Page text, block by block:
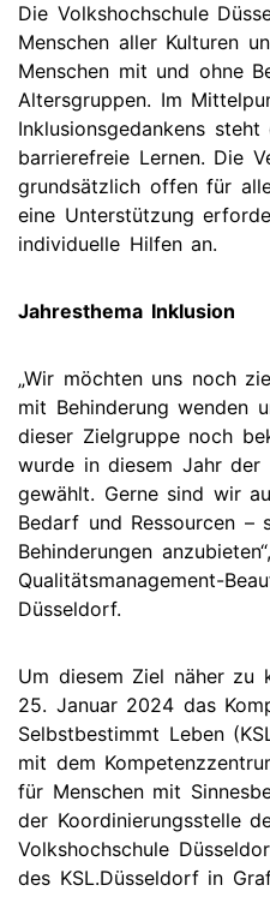
Die Volkshochschule
Menschen aller Kulturen
Menschen mit und ohne
Altersgruppen. Im
Inklusionsgedankens steht
barrierefreie Lernen. Die
grundsätzlich offen für
eine Unterstützung
individuelle Hilfen an.
Jahresthema Inklusion
„Wir möchten uns noch
mit Behinderung wenden
dieser Zielgruppe noch
wurde in diesem Jahr der
gewählt. Gerne sind wir
Bedarf und Ressourcen –
Behinderungen
Qualitätsmanagement-
Düsseldorf.
Um diesem Ziel näher zu
25. Januar 2024 das
Selbstbestimmt Leben
mit dem
für Menschen mit
der Koordinierungsstelle
Volkshochschule
des KSL.Düsseldorf in